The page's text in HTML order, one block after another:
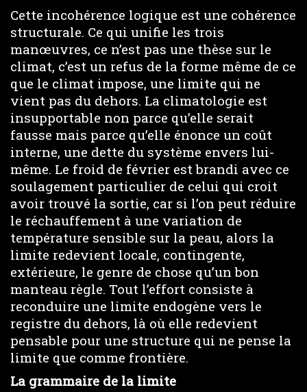
Cette incohérence logique est une cohérence
structurale. Ce qui unifie les trois
manœuvres, ce n’est pas une thèse sur le
climat, c’est un refus de la forme même de ce
que le climat impose, une limite qui ne
vient pas du dehors. La climatologie est
insupportable non parce qu’elle serait
fausse mais parce qu’elle énonce un coût
interne, une dette du système envers lui-
même. Le froid de février est brandi avec ce
soulagement particulier de celui qui croit
avoir trouvé la sortie, car si l’on peut réduire
le réchauffement à une variation de
température sensible sur la peau, alors la
limite redevient locale, contingente,
extérieure, le genre de chose qu’un bon
manteau règle. Tout l’effort consiste à
reconduire une limite endogène vers le
registre du dehors, là où elle redevient
pensable pour une structure qui ne pense la
limite que comme frontière.
La grammaire de la limite